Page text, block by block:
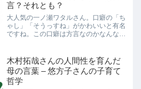
言？それとも？
大人気の一ノ瀬ワタルさん。口癖の「ち
ゃし」「そうっすね」がかわいいと有名
ですね。この口癖は方言なのかなんなの
木村拓哉さんの人間性を育んだ
母の言葉 – 悠方子さんの子育て
哲学